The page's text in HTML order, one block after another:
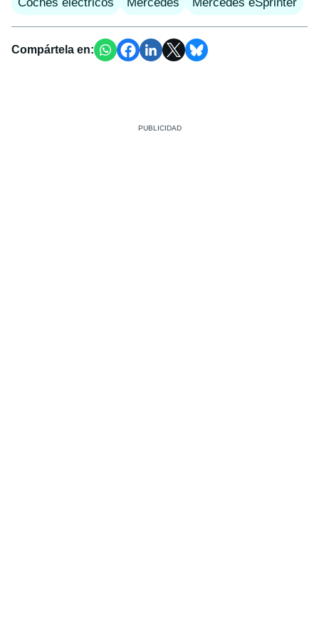
Compártela en: